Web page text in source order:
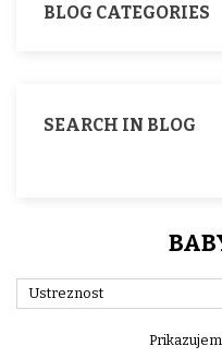
BLOG CATEGORIES
SEARCH IN BLOG
Ustreznost